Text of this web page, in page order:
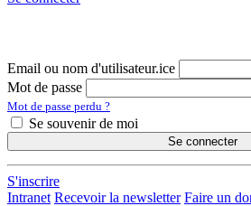
Email ou nom d'utilisateur.ice
Mot de passe
Mot de passe perdu ?
Se souvenir de moi
Se connecter
S'inscrire
Intranet Recevoir la newsletter Faire un